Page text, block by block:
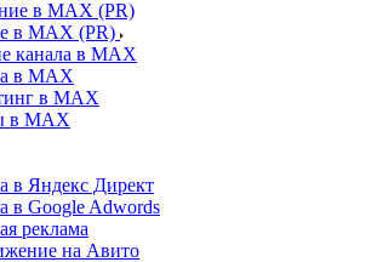
в MAX (PR)
канала в MAX
в MAX
в MAX
в MAX
в Яндекс Директ
в Google Adwords
реклама
на Авито